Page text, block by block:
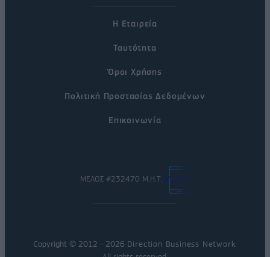
Η Εταιρεία
Ταυτότητα
Όροι Χρήσης
Πολιτική Προστασίας Δεδομένων
Επικοινωνία
ΜΕΛΟΣ #232470 Μ.Η.Τ.
Copyright © 2012 - 2026 Direction Business Network